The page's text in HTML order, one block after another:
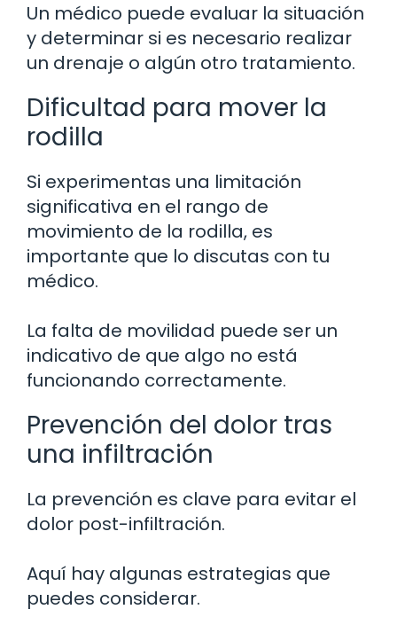
Un médico puede evaluar la situación
y determinar si es necesario realizar
un drenaje o algún otro tratamiento.
Dificultad para mover la
rodilla
Si experimentas una limitación
significativa en el rango de
movimiento de la rodilla, es
importante que lo discutas con tu
médico.
La falta de movilidad puede ser un
indicativo de que algo no está
funcionando correctamente.
Prevención del dolor tras
una infiltración
La prevención es clave para evitar el
dolor post-infiltración.
Aquí hay algunas estrategias que
puedes considerar.